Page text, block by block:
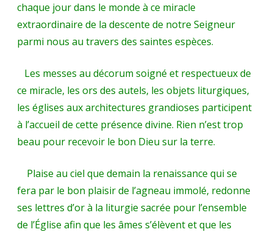
chaque jour dans le monde à ce miracle
extraordinaire de la descente de notre Seigneur
parmi nous au travers des saintes espèces.
Les messes au décorum soigné et respectueux de
ce miracle, les ors des autels, les objets liturgiques,
les églises aux architectures grandioses participent
à l’accueil de cette présence divine. Rien n’est trop
beau pour recevoir le bon Dieu sur la terre.
Plaise au ciel que demain la renaissance qui se
fera par le bon plaisir de l’agneau immolé, redonne
ses lettres d’or à la liturgie sacrée pour l’ensemble
de l’Église afin que les âmes s’élèvent et que les